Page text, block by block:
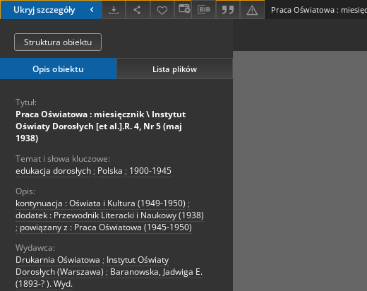
Ukryj szczegóły
Struktura obiektu
Opis obiektu Lista plików
Tytuł:
Praca Oświatowa : miesięcznik \ Instytut
Oświaty Dorosłych [et al.].R. 4, Nr 5 (maj
1938)
Temat i słowa kluczowe:
edukacja dorosłych ; Polska ; 1900-1945
Opis:
kontynuacja : Oświata i Kultura (1949-1950) ;
dodatek : Przewodnik Literacki i Naukowy (1938)
; powiązany z : Praca Oświatowa (1945-1950)
Wydawca:
Drukarnia Oświatowa ; Instytut Oświaty
Dorosłych (Warszawa) ; Baranowska, Jadwiga E.
(1893-? ). Wyd.